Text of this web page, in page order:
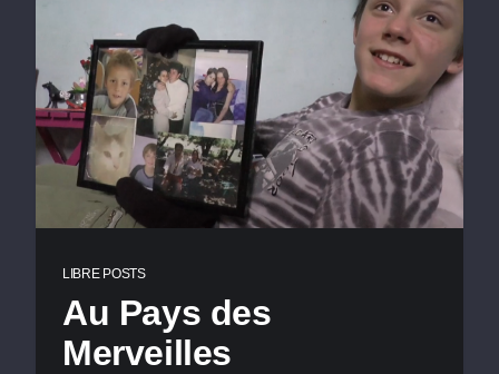
LIBRE POSTS
Au Pays des
Merveilles